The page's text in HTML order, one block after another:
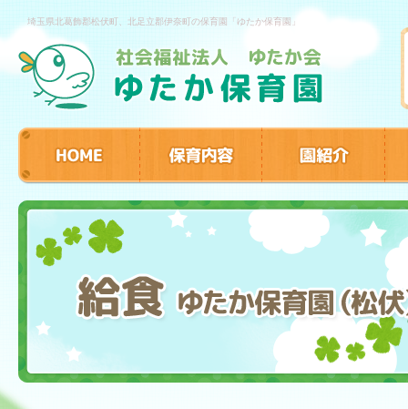
埼玉県北葛飾郡松伏町、北足立郡伊奈町の保育園「ゆたか保育園」